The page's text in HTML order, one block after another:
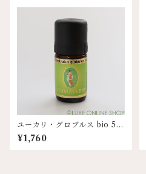
ユーカリ・グロブルス bio 5m
l¥1,760